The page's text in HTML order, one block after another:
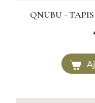
QNUBU -